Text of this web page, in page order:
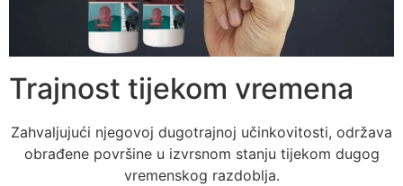
Trajnost tijekom vremena
Zahvaljujući njegovoj dugotrajnoj učinkovitosti, održava
obrađene površine u izvrsnom stanju tijekom dugog
vremenskog razdoblja.